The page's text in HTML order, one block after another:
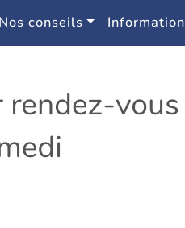
Nos conseils Information